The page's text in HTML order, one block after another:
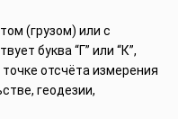
(грузом) или с
буква “Г” или “К”,
отсчёта измерения
геодезии,